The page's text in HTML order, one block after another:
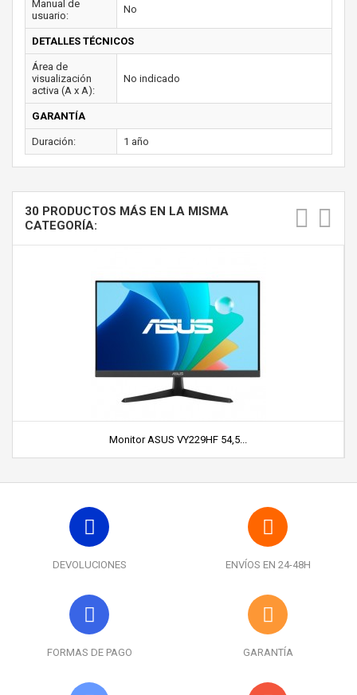
Manual de
usuario:
No
DETALLES TÉCNICOS
Área de
visualización
activa (A x A):
No indicado
GARANTÍA
Duración: 1 año
30 PRODUCTOS MÁS EN LA MISMA
CATEGORÍA:
Monitor ASUS VY229HF 54,5...
DEVOLUCIONES ENVÍOS EN 24-48H
FORMAS DE PAGO GARANTÍA